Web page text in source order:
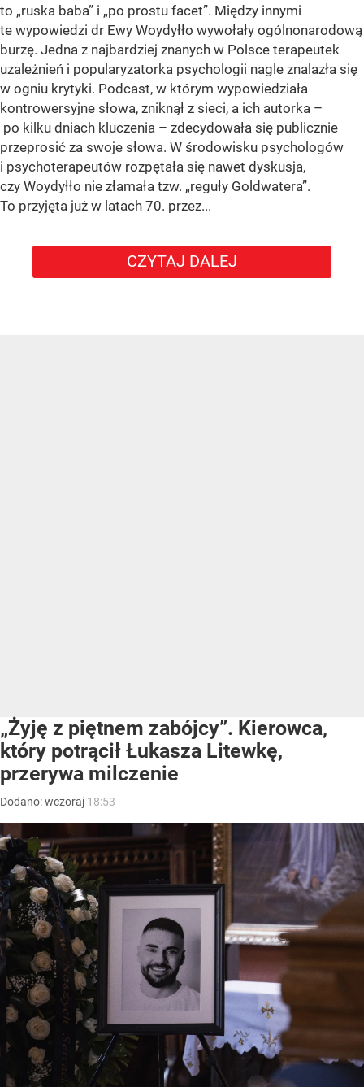
to „ruska baba” i „po prostu facet”. Między innymi
te wypowiedzi dr Ewy Woydyłło wywołały ogólnonarodową
burzę. Jedna z najbardziej znanych w Polsce terapeutek
uzależnień i popularyzatorka psychologii nagle znalazła się
w ogniu krytyki. Podcast, w którym wypowiedziała
kontrowersyjne słowa, zniknął z sieci, a ich autorka –
po kilku dniach kluczenia – zdecydowała się publicznie
przeprosić za swoje słowa. W środowisku psychologów
i psychoterapeutów rozpętała się nawet dyskusja,
czy Woydyłło nie złamała tzw. „reguły Goldwatera”.
To przyjęta już w latach 70. przez...
CZYTAJ DALEJ
„Żyję z piętnem zabójcy”. Kierowca,
który potrącił Łukasza Litewkę,
przerywa milczenie
Dodano:wczoraj 18:53